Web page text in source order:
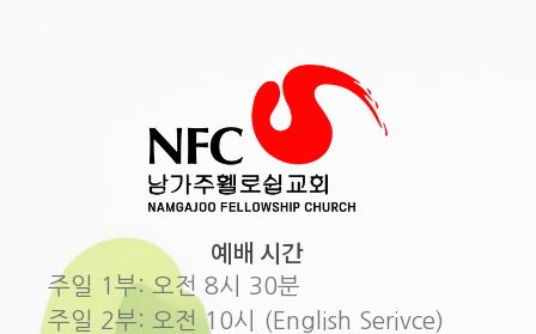
예배 시간
주일 1부: 오전 8시 30분
주일 2부: 오전 10시 (English Serivce)